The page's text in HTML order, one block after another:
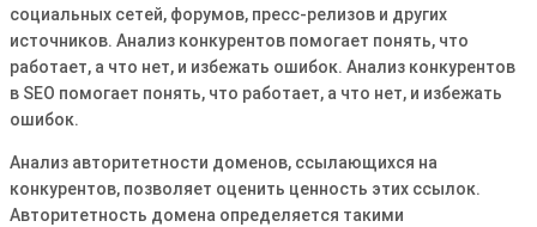
социальных сетей, форумов, пресс-релизов и других
источников. Анализ конкурентов помогает понять, что
работает, а что нет, и избежать ошибок. Анализ конкурентов
в SEO помогает понять, что работает, а что нет, и избежать
ошибок.
Анализ авторитетности доменов, ссылающихся на
конкурентов, позволяет оценить ценность этих ссылок.
Авторитетность домена определяется такими